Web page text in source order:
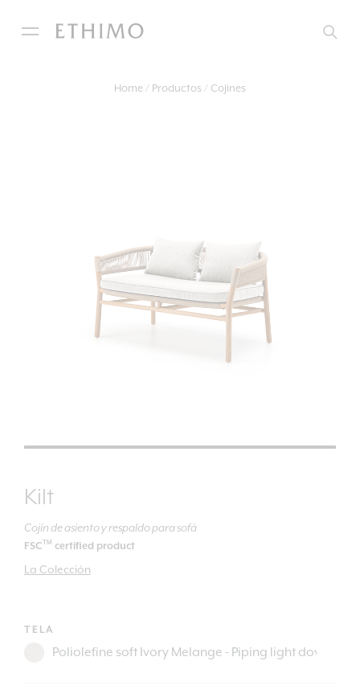
Home Productos Cojines
Kilt
Cojín de asiento y respaldo para sofá
FSC TM certified product
La Colección
TELA